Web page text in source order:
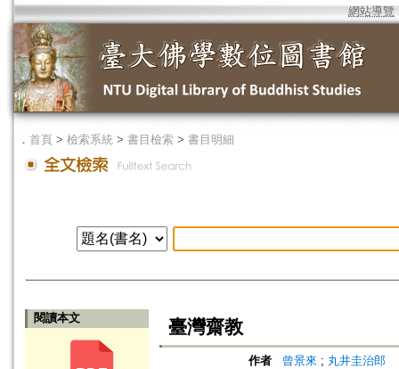
網站導覽
． 首頁 > 檢索系統 > 書目檢索 > 書目明細
閱讀本文 臺灣齋教
作者 曾景來 ; 丸井圭治郎